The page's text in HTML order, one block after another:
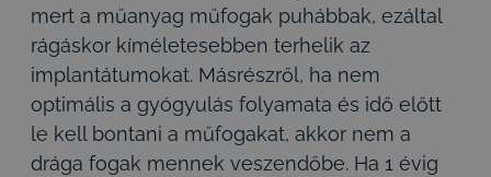
mert a műanyag műfogak puhábbak, ezáltal
rágáskor kíméletesebben terhelik az
implantátumokat. Másrészről, ha nem
optimális a gyógyulás folyamata és idő előtt
le kell bontani a műfogakat, akkor nem a
drága fogak mennek veszendőbe. Ha 1 évig